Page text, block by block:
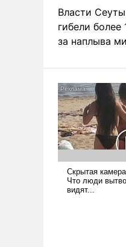
Власти
гибели более
за наплыва